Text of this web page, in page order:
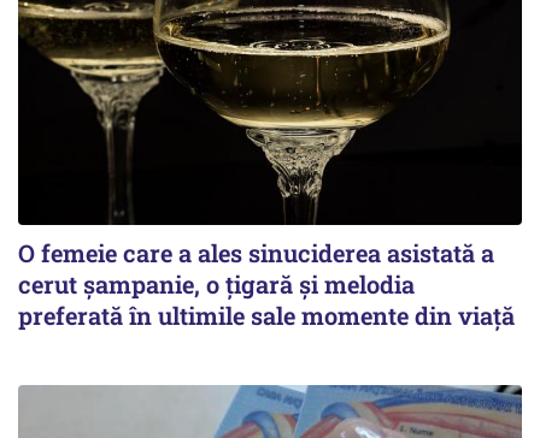
O femeie care a ales sinuciderea asistată a
cerut șampanie, o țigară și melodia
preferată în ultimile sale momente din viață